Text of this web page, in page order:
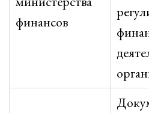
финансов